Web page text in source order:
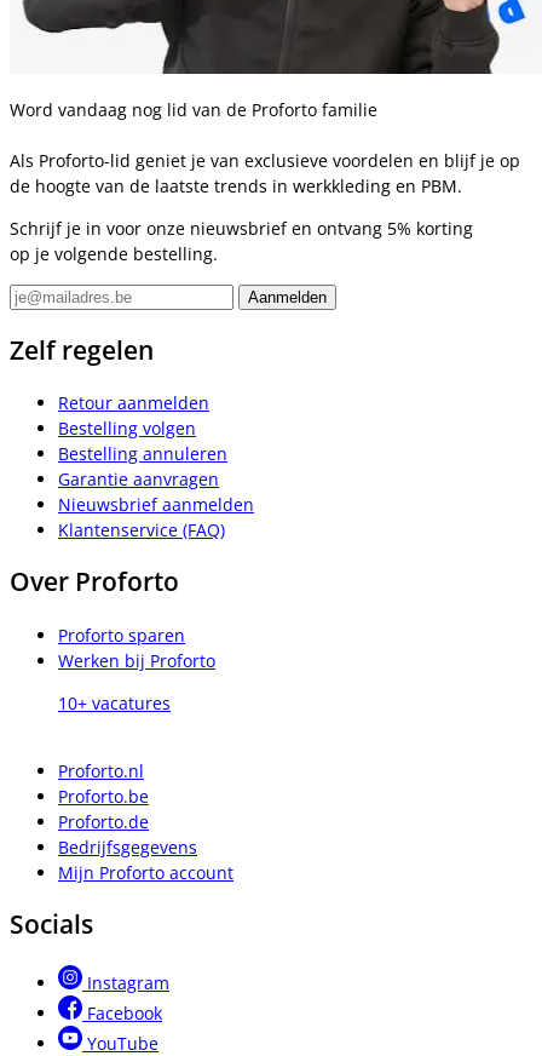
Word vandaag nog lid van de Proforto familie
Als Proforto-lid geniet je van exclusieve voordelen en blijf je op
de hoogte van de laatste trends in werkkleding en PBM.
Schrijf je in voor onze nieuwsbrief en ontvang 5% korting
op je volgende bestelling.
Zelf regelen
Retour aanmelden
Bestelling volgen
Bestelling annuleren
Garantie aanvragen
Nieuwsbrief aanmelden
Klantenservice (FAQ)
Over Proforto
Proforto sparen
Werken bij Proforto
10+ vacatures
Proforto.nl
Proforto.be
Proforto.de
Bedrijfsgegevens
Mijn Proforto account
Socials
Instagram
Facebook
YouTube